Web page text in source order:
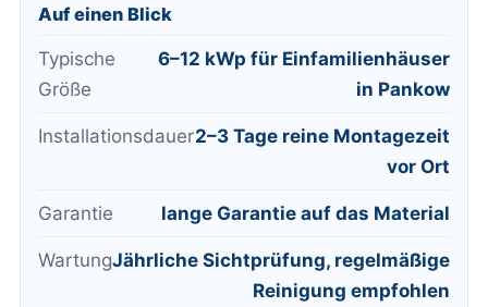
Auf einen Blick
Typische
Größe
6–12 kWp für Einfamilienhäuser
in Pankow
Installationsdauer2–3 Tage reine Montagezeit
vor Ort
Garantie lange Garantie auf das Material
WartungJährliche Sichtprüfung, regelmäßige
Reinigung empfohlen